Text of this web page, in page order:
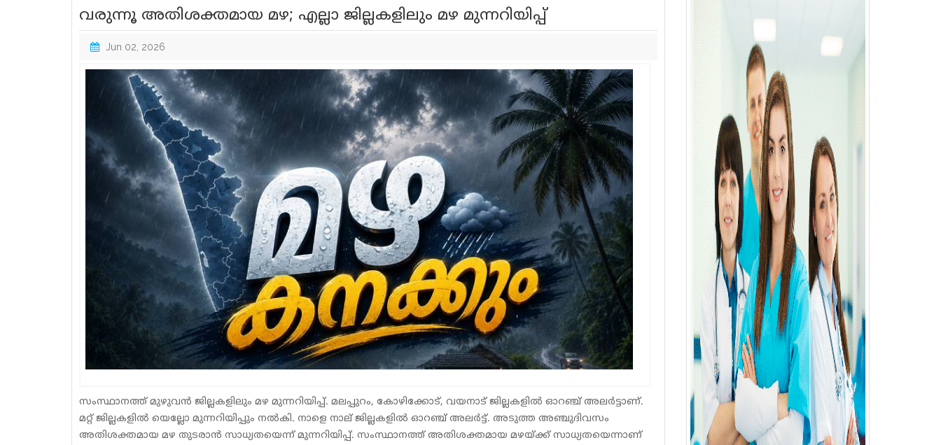
വരുന്നൂ അതിശക്തമായ മഴ; എല്ലാ ജില്ലകളിലും മഴ മുന്നറിയിപ്പ്
Jun 02, 2026
സംസ്ഥാനത്ത് മുഴുവൻ ജില്ലകളിലും മഴ മുന്നറിയിപ്പ്. മലപ്പുറം, കോഴിക്കോട്, വയനാട് ജില്ലകളിൽ ഓറഞ്ച് അലർട്ടാണ്.
മറ്റ് ജില്ലകളിൽ യെല്ലോ മുന്നറിയിപ്പും നൽകി. നാളെ നാല് ജില്ലകളിൽ ഓറഞ്ച് അലർട്ട്. അടുത്ത അഞ്ചുദിവസം
അതിശക്തമായ മഴ തുടരാൻ സാധ്യതയെന്ന് മുന്നറിയിപ്പ്. സംസ്ഥാനത്ത് അതിശക്തമായ മഴയ്ക്ക് സാധ്യതയെന്നാണ്